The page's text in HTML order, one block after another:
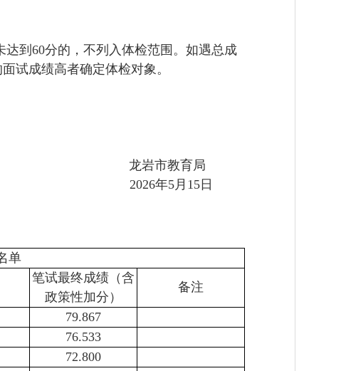
到60分的，不列入体检范围。如遇总成
试成绩高者确定体检对象。
龙岩市教育局
2026年5月15日
单
笔试最终成绩（含
政策性加分）
备注
79.867
76.533
72.800